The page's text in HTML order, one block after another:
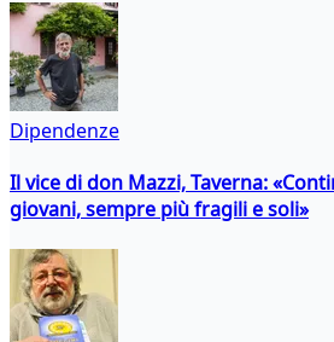
Dipendenze
Il vice di don Mazzi, Taverna:
giovani, sempre più fragili e soli»